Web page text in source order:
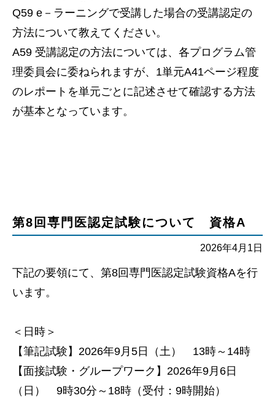
Q59 e－ラーニングで受講した場合の受講認定の
方法について教えてください。
A59 受講認定の方法については、各プログラム管
理委員会に委ねられますが、1単元A41ページ程度
のレポートを単元ごとに記述させて確認する方法
が基本となっています。
第8回専門医認定試験について 資格A
2026年4月1日
下記の要領にて、第8回専門医認定試験資格Aを行
います。
＜日時＞
【筆記試験】2026年9月5日（土） 13時～14時
【面接試験・グループワーク】2026年9月6日
（日） 9時30分～18時（受付：9時開始）